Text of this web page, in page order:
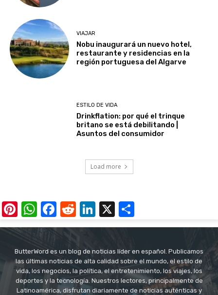
VIAJAR
Nobu inaugurará un nuevo hotel,
restaurante y residencias en la
región portuguesa del Algarve
ESTILO DE VIDA
Drinkflation: por qué el trinque
britano se está debilitando |
Asuntos del consumidor
Load more
Pinterest
WhatsApp
Facebook
RedditLinkedIn
X
ButterWord es un blog de noticias líder en español. Publicamos
las últimas noticias de alta calidad sobre el mundo, el estilo de
vida, los negocios, la política, el entretenimiento, los viajes, los
deportes y la tecnología. Nuestros lectores, principalmente de
Latinoamérica, disfrutan diariamente de noticias auténticas y